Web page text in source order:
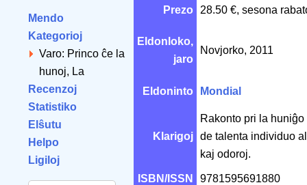
Mendo
Kategorioj
Varo: Princo ĉe la
hunoj, La
Recenzoj
Statistiko
Elŝutu
Helpo
Ligiloj
Prezo 28.50 €, sesona
Eldonloko,
jaro
Novjorko, 2011
Eldoninto Mondial
Klarigoj
Rakonto pri la
de talenta individuo
kaj odoroj.
ISBN/ISSN 9781595691880